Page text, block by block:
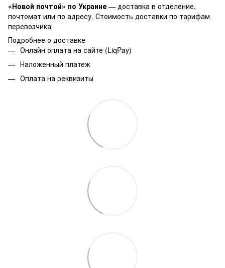
«Новой почтой» по Украине — доставка в отделение,
почтомат или по адресу. Стоимость доставки по тарифам
перевозчика
Подробнее о доставке
Онлайн оплата на сайте (LiqPay)
Наложенный платеж
Оплата на реквизиты